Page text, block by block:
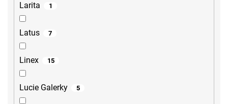
Larita 1
Latus 7
Linex 15
Lucie Galerky 5